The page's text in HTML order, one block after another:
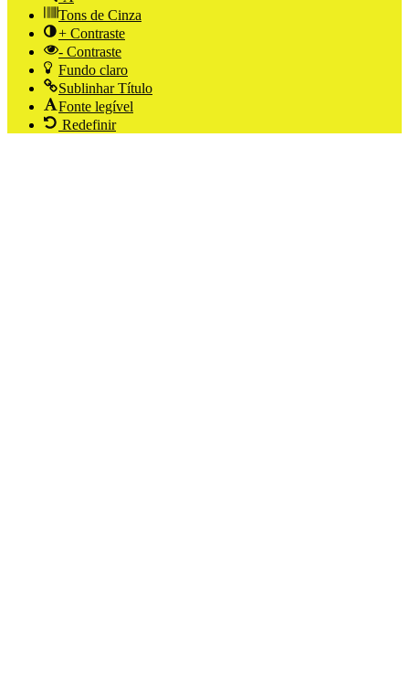
Tons de Cinza
+ Contraste
- Contraste
Fundo claro
Sublinhar Título
Fonte legível
Redefinir